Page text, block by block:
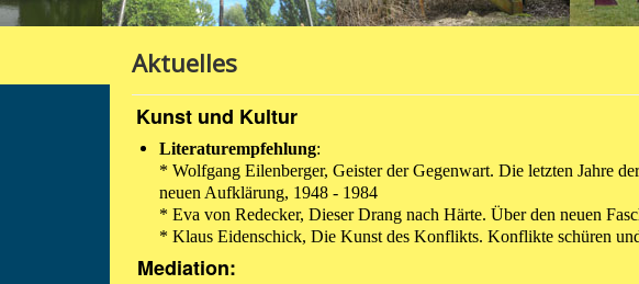
Aktuelles
Kunst und Kultur
Literaturempfehlung:
* Wolfgang Eilenberger, Geister der Gegenwart. Die letzten Jahre
neuen Aufklärung, 1948 - 1984
* Eva von Redecker, Dieser Drang nach Härte. Über den neuen
* Klaus Eidenschick, Die Kunst des Konflikts. Konflikte schüren
Mediation: